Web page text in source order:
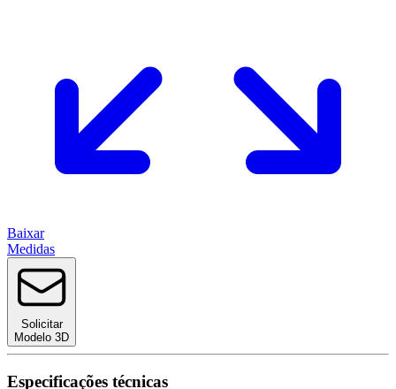
Baixar
Medidas
Solicitar
Modelo 3D
Especificações técnicas